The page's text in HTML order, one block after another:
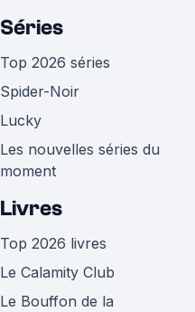
Séries
Top 2026 séries
Spider-Noir
Lucky
Les nouvelles séries du
moment
Livres
Top 2026 livres
Le Calamity Club
Le Bouffon de la